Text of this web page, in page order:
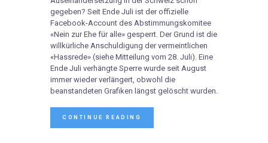
gegeben? Seit Ende Juli ist der offizielle
Facebook-Account des Abstimmungskomitee
«Nein zur Ehe für alle» gesperrt. Der Grund ist die
willkürliche Anschuldigung der vermeintlichen
«Hassrede» (siehe Mitteilung vom 28. Juli). Eine
Ende Juli verhängte Sperre wurde seit August
immer wieder verlängert, obwohl die
beanstandeten Grafiken längst gelöscht wurden.
CONTINUE READING